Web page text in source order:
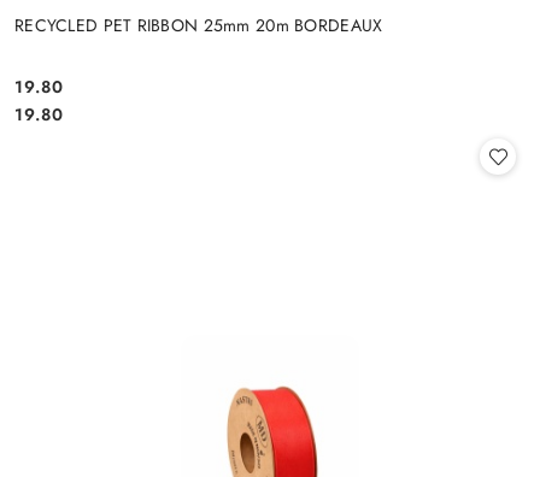
RECYCLED PET RIBBON 25mm 20m BORDEAUX
Cena:
19.80
Cena:
19.80